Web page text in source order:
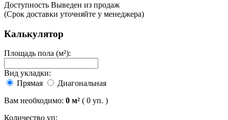
Доcтупность Выведен из продаж
(Срок доставки уточняйте у менеджера)
Калькулятор
Площадь пола (м²):
Вид укладки:
Прямая
Диагональная
Вам необходимо: 0 м² ( 0 уп. )
Количество уп: